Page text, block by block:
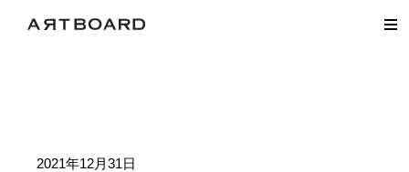
2021年12月31日